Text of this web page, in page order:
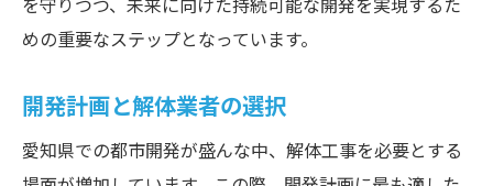
を守りつつ、未来に向けた持続可能な開発を実現するた
めの重要なステップとなっています。
開発計画と解体業者の選択
愛知県での都市開発が盛んな中、解体工事を必要とする